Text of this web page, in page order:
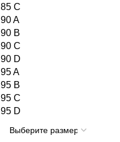
85 C
90 A
90 B
90 C
90 D
95 A
95 B
95 C
95 D